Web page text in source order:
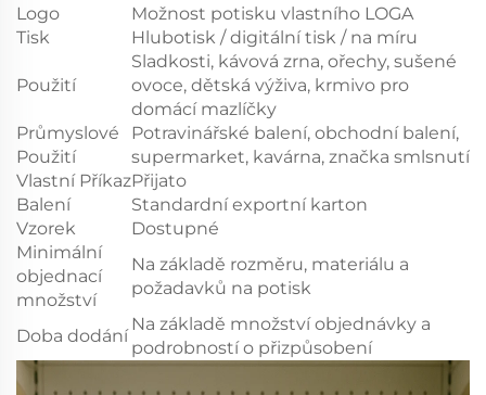
Logo
Možnost potisku vlastního LOGA
Tisk
Hlubotisk / digitální tisk / na míru
Použití
Sladkosti, kávová zrna, ořechy, sušené
ovoce, dětská výživa, krmivo pro
domácí mazlíčky
Průmyslové
Použití
Potravinářské balení, obchodní balení,
supermarket, kavárna, značka smlsnutí
Vlastní PříkazPřijato
Balení
Standardní exportní karton
Vzorek
Dostupné
Minimální
objednací
množství
Na základě rozměru, materiálu a
požadavků na potisk
Doba dodání
Na základě množství objednávky a
podrobností o přizpůsobení